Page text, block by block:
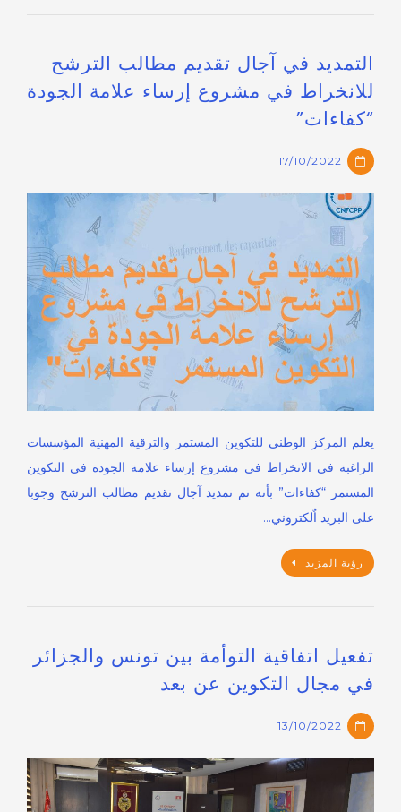
التمديد في آجال تقديم مطالب الترشح
للانخراط في مشروع إرساء علامة الجودة
“كفاءات”
17/10/2022
يعلم المركز الوطني للتكوين المستمر والترقية المهنية المؤسسات
الراغبة في الانخراط في مشروع إرساء علامة الجودة في التكوين
المستمر “كفاءات” بأنه تم تمديد آجال تقديم مطالب الترشح وجوبا
على البريد اٌلكتروني…
رؤية المزيد
تفعيل اتفاقية التوأمة بين تونس والجزائر
في مجال التكوين عن بعد
13/10/2022